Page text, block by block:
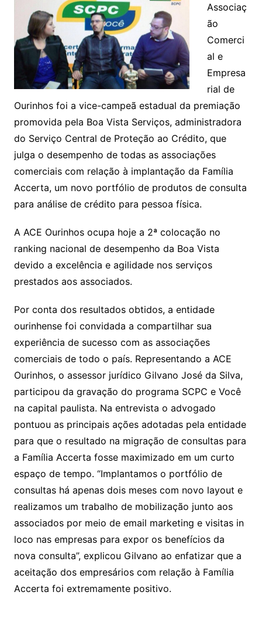
Associaç
ão
Comerci
al e
Empresa
rial de
Ourinhos foi a vice-campeã estadual da premiação
promovida pela Boa Vista Serviços, administradora
do Serviço Central de Proteção ao Crédito, que
julga o desempenho de todas as associações
comerciais com relação à implantação da Família
Accerta, um novo portfólio de produtos de consulta
para análise de crédito para pessoa física.
A ACE Ourinhos ocupa hoje a 2ª colocação no
ranking nacional de desempenho da Boa Vista
devido a excelência e agilidade nos serviços
prestados aos associados.
Por conta dos resultados obtidos, a entidade
ourinhense foi convidada a compartilhar sua
experiência de sucesso com as associações
comerciais de todo o país. Representando a ACE
Ourinhos, o assessor jurídico Gilvano José da Silva,
participou da gravação do programa SCPC e Você
na capital paulista. Na entrevista o advogado
pontuou as principais ações adotadas pela entidade
para que o resultado na migração de consultas para
a Família Accerta fosse maximizado em um curto
espaço de tempo. “Implantamos o portfólio de
consultas há apenas dois meses com novo layout e
realizamos um trabalho de mobilização junto aos
associados por meio de email marketing e visitas in
loco nas empresas para expor os benefícios da
nova consulta”, explicou Gilvano ao enfatizar que a
aceitação dos empresários com relação à Família
Accerta foi extremamente positivo.